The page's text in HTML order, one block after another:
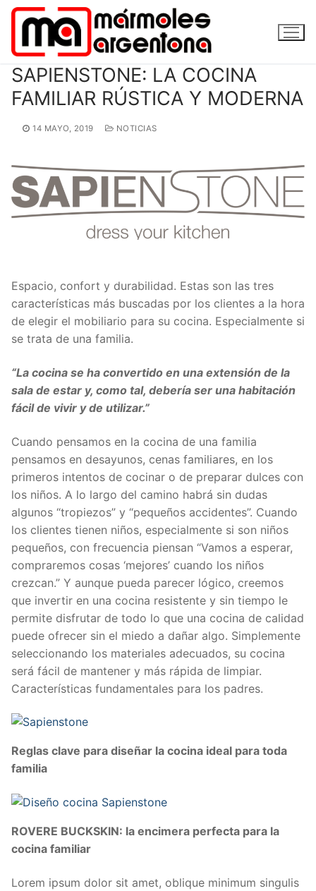
contenido
SAPIENSTONE: LA COCINA
FAMILIAR RÚSTICA Y MODERNA
14 MAYO, 2019 NOTICIAS
Espacio, confort y durabilidad. Estas son las tres
características más buscadas por los clientes a la hora
de elegir el mobiliario para su cocina. Especialmente si
se trata de una familia.
“La cocina se ha convertido en una extensión de la
sala de estar y, como tal, debería ser una habitación
fácil de vivir y de utilizar.”
Cuando pensamos en la cocina de una familia
pensamos en desayunos, cenas familiares, en los
primeros intentos de cocinar o de preparar dulces con
los niños. A lo largo del camino habrá sin dudas
algunos “tropiezos” y “pequeños accidentes”. Cuando
los clientes tienen niños, especialmente si son niños
pequeños, con frecuencia piensan “Vamos a esperar,
compraremos cosas ‘mejores’ cuando los niños
crezcan.” Y aunque pueda parecer lógico, creemos
que invertir en una cocina resistente y sin tiempo le
permite disfrutar de todo lo que una cocina de calidad
puede ofrecer sin el miedo a dañar algo. Simplemente
seleccionando los materiales adecuados, su cocina
será fácil de mantener y más rápida de limpiar.
Características fundamentales para los padres.
Reglas clave para diseñar la cocina ideal para toda
familia
ROVERE BUCKSKIN: la encimera perfecta para la
cocina familiar
Lorem ipsum dolor sit amet, oblique minimum singulis